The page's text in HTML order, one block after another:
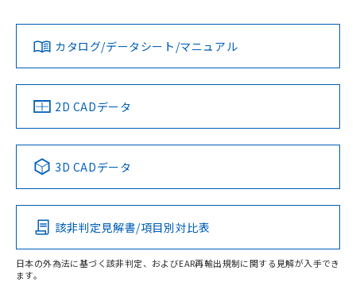
ダウンロードデータをご利用いただく前に、以下を必ずお読
みください。
ソフトウェアの使用条件
対応済み
中国 RoHS 注意事項・凡例
Pb Hg Cd Cr(VI)
O
カタログ/データシート/マニュアル
2D CADデータ
3D CADデータ
該非判定見解書/項目別対比表
日本の外為法に基づく該非判定、およびEAR再輸出規制に関する見解が入手でき
ます。